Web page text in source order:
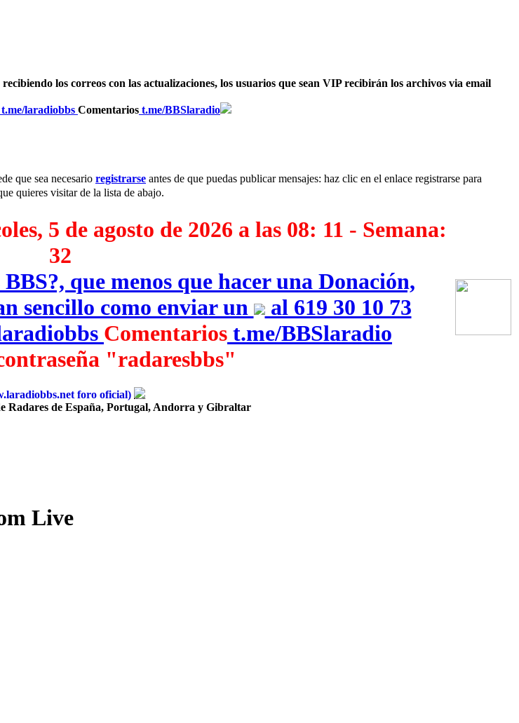
los correos con las actualizaciones, los usuarios que sean VIP recibirán los archivos via email
t.me/laradiobbs Comentarios t.me/BBSlaradio
que sea necesario registrarse antes de que puedas publicar mensajes: haz clic en el enlace registrarse para
quieres visitar de la lista de abajo.
5 de agosto de 2026 a las 08: 11 - Semana:
32
que menos que hacer una Donación,
sencillo como enviar un
al 619 30 10 73
Comentarios t.me/BBSlaradio
"radaresbbs"
foro oficial)
Radares de España, Portugal, Andorra y Gibraltar
Live